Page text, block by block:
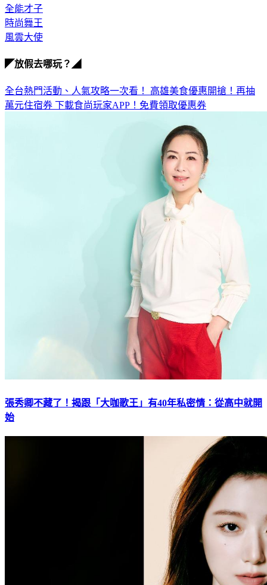
全能才子
時尚舞王
風雲大使
◤放假去哪玩？◢
全台熱門活動、人氣攻略一次看！ 高雄美食優惠開搶！再抽
萬元住宿券 下載食尚玩家APP！免費領取優惠券
張秀卿不藏了！揭跟「大咖歌王」有40年私密情：從高中就開
始